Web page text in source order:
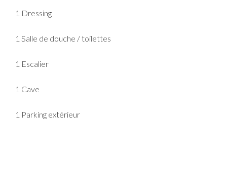
1 Dressing
1 Salle de douche / toilettes
1 Escalier
1 Cave
1 Parking extérieur